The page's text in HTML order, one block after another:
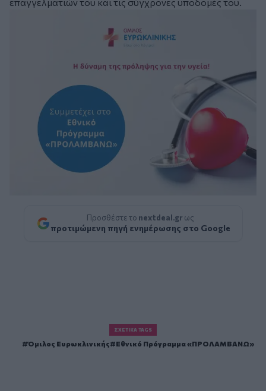
επαγγελματιών του και τις σύγχρονες υποδομές του.
Προσθέστε το nextdeal.gr ως
προτιμώμενη πηγή ενημέρωσης στο Google
ΣΧΕΤΙΚΆ TAGS
Όμιλος Ευρωκλινικής Εθνικό Πρόγραμμα «ΠΡΟΛΑΜΒΑΝΩ»